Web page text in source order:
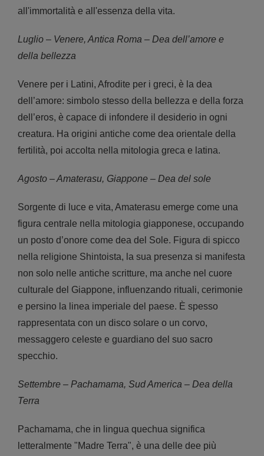
all'immortalità e all'essenza della vita.
Luglio – Venere, Antica Roma – Dea dell’amore e
della bellezza
Venere per i Latini, Afrodite per i greci, è la dea
dell’amore: simbolo stesso della bellezza e della forza
dell’eros, è capace di infondere il desiderio in ogni
creatura. Ha origini antiche come dea orientale della
fertilità, poi accolta nella mitologia greca e latina.
Agosto – Amaterasu, Giappone – Dea del sole
Sorgente di luce e vita, Amaterasu emerge come una
figura centrale nella mitologia giapponese, occupando
un posto d’onore come dea del Sole. Figura di spicco
nella religione Shintoista, la sua presenza si manifesta
non solo nelle antiche scritture, ma anche nel cuore
culturale del Giappone, influenzando rituali, cerimonie
e persino la linea imperiale del paese. È spesso
rappresentata con un disco solare o un corvo,
messaggero celeste e guardiano del suo sacro
specchio.
Settembre – Pachamama, Sud America – Dea della
Terra
Pachamama, che in lingua quechua significa
letteralmente "Madre Terra", è una delle dee più